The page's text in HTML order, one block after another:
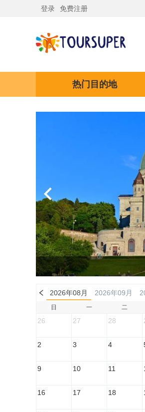
登录 免费注册
热门目的地
2026年08月 2026年09月
日 一 二
26 27 28
2 3 4
9 10 11
16 17 18